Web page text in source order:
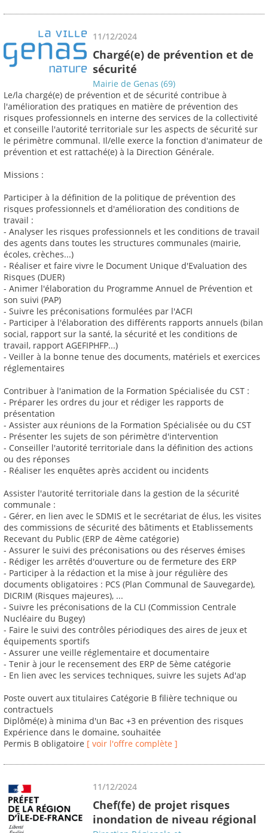
11/12/2024
Chargé(e) de prévention et de
sécurité
Mairie de Genas (69)
Le/la chargé(e) de prévention et de sécurité contribue à
l'amélioration des pratiques en matière de prévention des
risques professionnels en interne des services de la collectivité
et conseille l'autorité territoriale sur les aspects de sécurité sur
le périmètre communal. Il/elle exerce la fonction d'animateur de
prévention et est rattaché(e) à la Direction Générale.
Missions :
Participer à la définition de la politique de prévention des
risques professionnels et d'amélioration des conditions de
travail :
- Analyser les risques professionnels et les conditions de travail
des agents dans toutes les structures communales (mairie,
écoles, crèches...)
- Réaliser et faire vivre le Document Unique d'Evaluation des
Risques (DUER)
- Animer l'élaboration du Programme Annuel de Prévention et
son suivi (PAP)
- Suivre les préconisations formulées par l'ACFI
- Participer à l'élaboration des différents rapports annuels (bilan
social, rapport sur la santé, la sécurité et les conditions de
travail, rapport AGEFIPHFP...)
- Veiller à la bonne tenue des documents, matériels et exercices
réglementaires
Contribuer à l'animation de la Formation Spécialisée du CST :
- Préparer les ordres du jour et rédiger les rapports de
présentation
- Assister aux réunions de la Formation Spécialisée ou du CST
- Présenter les sujets de son périmètre d'intervention
- Conseiller l'autorité territoriale dans la définition des actions
ou des réponses
- Réaliser les enquêtes après accident ou incidents
Assister l'autorité territoriale dans la gestion de la sécurité
communale :
- Gérer, en lien avec le SDMIS et le secrétariat de élus, les visites
des commissions de sécurité des bâtiments et Etablissements
Recevant du Public (ERP de 4ème catégorie)
- Assurer le suivi des préconisations ou des réserves émises
- Rédiger les arrêtés d'ouverture ou de fermeture des ERP
- Participer à la rédaction et la mise à jour régulière des
documents obligatoires : PCS (Plan Communal de Sauvegarde),
DICRIM (Risques majeures), ...
- Suivre les préconisations de la CLI (Commission Centrale
Nucléaire du Bugey)
- Faire le suivi des contrôles périodiques des aires de jeux et
équipements sportifs
- Assurer une veille réglementaire et documentaire
- Tenir à jour le recensement des ERP de 5ème catégorie
- En lien avec les services techniques, suivre les sujets Ad'ap
Poste ouvert aux titulaires Catégorie B filière technique ou
contractuels
Diplômé(e) à minima d'un Bac +3 en prévention des risques
Expérience dans le domaine, souhaitée
Permis B obligatoire [ voir l'offre complète ]
11/12/2024
Chef(fe) de projet risques
inondation de niveau régional